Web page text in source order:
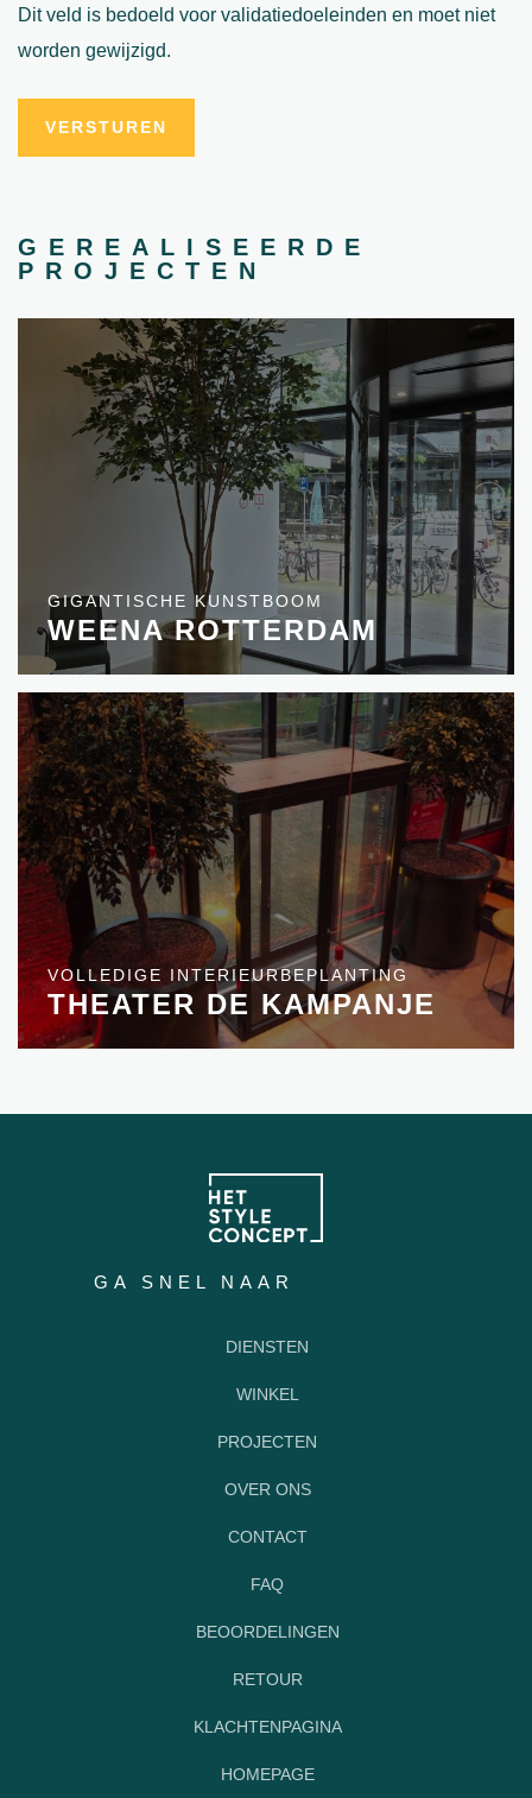
Dit veld is bedoeld voor validatiedoeleinden en moet niet
worden gewijzigd.
GEREALISEERDE
PROJECTEN
GIGANTISCHE KUNSTBOOM
WEENA ROTTERDAM
VOLLEDIGE INTERIEURBEPLANTING
THEATER DE KAMPANJE
GA SNEL NAAR
DIENSTEN
WINKEL
PROJECTEN
OVER ONS
CONTACT
FAQ
BEOORDELINGEN
RETOUR
KLACHTENPAGINA
HOMEPAGE